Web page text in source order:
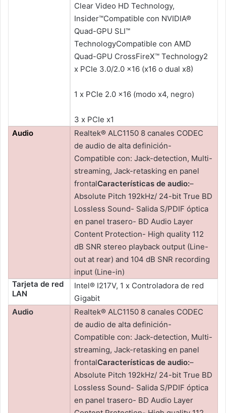
Clear Video HD Technology,
Insider™Compatible con NVIDIA®
Quad-GPU SLI™
TechnologyCompatible con AMD
Quad-GPU CrossFireX™ Technology2
x PCIe 3.0/2.0 x16 (x16 o dual x8)
1 x PCIe 2.0 x16 (modo x4, negro)
3 x PCIe x1
Audio
Realtek® ALC1150 8 canales CODEC
de audio de alta definición-
Compatible con: Jack-detection, Multi-
streaming, Jack-retasking en panel
frontalCaracterísticas de audio:–
Absolute Pitch 192kHz/ 24-bit True BD
Lossless Sound- Salida S/PDIF óptica
en panel trasero- BD Audio Layer
Content Protection- High quality 112
dB SNR stereo playback output (Line-
out at rear) and 104 dB SNR recording
input (Line-in)
Tarjeta de red
LAN
Intel® I217V, 1 x Controladora de red
Gigabit
Audio
Realtek® ALC1150 8 canales CODEC
de audio de alta definición-
Compatible con: Jack-detection, Multi-
streaming, Jack-retasking en panel
frontalCaracterísticas de audio:–
Absolute Pitch 192kHz/ 24-bit True BD
Lossless Sound- Salida S/PDIF óptica
en panel trasero- BD Audio Layer